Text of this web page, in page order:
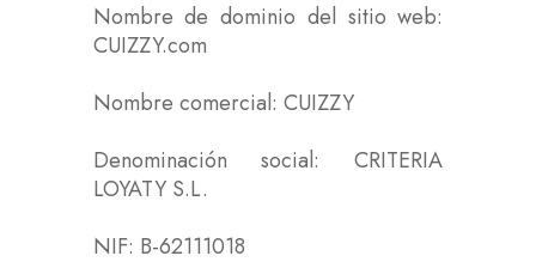
Nombre de dominio del sitio web:
CUIZZY.com
Nombre comercial: CUIZZY
Denominación social: CRITERIA
LOYATY S.L.
NIF: B-62111018